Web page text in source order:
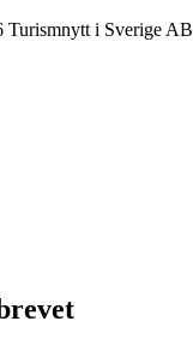
Turismnytt i Sverige AB